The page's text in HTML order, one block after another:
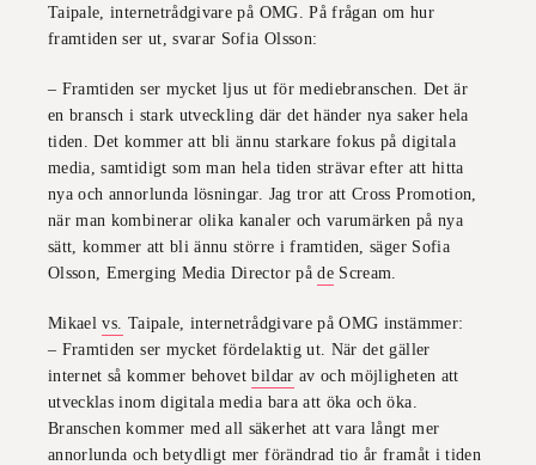
Taipale, internetrådgivare på OMG. På frågan om hur
framtiden ser ut, svarar Sofia Olsson:
– Framtiden ser mycket ljus ut för mediebranschen. Det är
en bransch i stark utveckling där det händer nya saker hela
tiden. Det kommer att bli ännu starkare fokus på digitala
media, samtidigt som man hela tiden strävar efter att hitta
nya och annorlunda lösningar. Jag tror att Cross Promotion,
när man kombinerar olika kanaler och varumärken på nya
sätt, kommer att bli ännu större i framtiden, säger Sofia
Olsson, Emerging Media Director pådeScream.
Mikaelvs. Taipale, internetrådgivare på OMG instämmer:
– Framtiden ser mycket fördelaktig ut. När det gäller
internet så kommer behovetbildar av och möjligheten att
utvecklas inom digitala media bara att öka och öka.
Branschen kommer med all säkerhet att vara långt mer
annorlunda och betydligt mer förändrad tio år framåt i tiden